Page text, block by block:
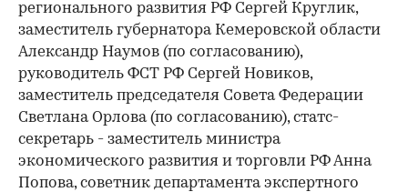
регионального развития РФ Сергей Круглик,
заместитель губернатора Кемеровской области
Александр Наумов (по согласованию),
руководитель ФСТ РФ Сергей Новиков,
заместитель председателя Совета Федерации
Светлана Орлова (по согласованию), статс-
секретарь - заместитель министра
экономического развития и торговли РФ Анна
Попова, советник департамента экспертного